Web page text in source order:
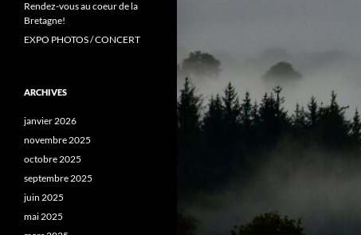
Rendez-vous au coeur de la
Bretagne!
EXPO PHOTOS / CONCERT
ARCHIVES
janvier 2026
novembre 2025
octobre 2025
septembre 2025
juin 2025
mai 2025